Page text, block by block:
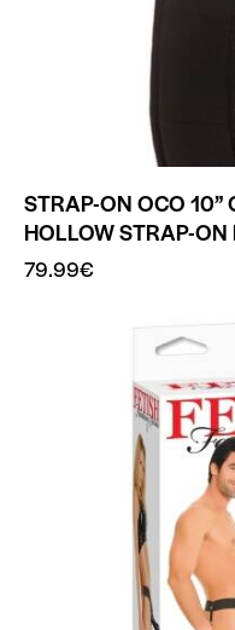
STRAP-ON OCO 10”
HOLLOW STRAP-ON
79.99€